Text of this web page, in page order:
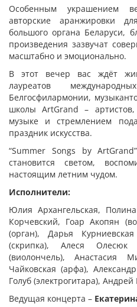
Особенным украшением
авторские аранжировки
большого органа Беларуси,
произведения зазвучат
масштабно и эмоционально.
В этот вечер вас ждёт
лауреатов
Белгосфилармонии,
школы ArtGrand –
музыке и стремлением
праздник искусства.
“Summer Songs by
становится светом,
настоящим летним чудом.
Исполнители:
Юлия Архангельская,
Корчевский, Гоар Акопян
(орган), Дарья
(скрипка), Алеся
(виолончель), Анастасия
Чайковская (арфа),
Голуб (электрогитара), Андрей
Ведущая концерта –